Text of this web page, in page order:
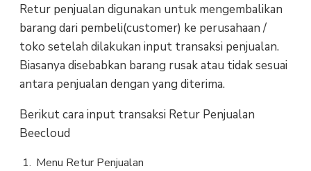
Retur penjualan digunakan untuk mengembalikan
barang dari pembeli(customer) ke perusahaan /
toko setelah dilakukan input transaksi penjualan.
Biasanya disebabkan barang rusak atau tidak sesuai
antara penjualan dengan yang diterima.
Berikut cara input transaksi Retur Penjualan
Beecloud
Menu Retur Penjualan